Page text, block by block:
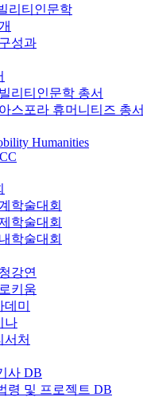
리티인문학
성과
리티인문학 총서
스포라 휴머니티즈 총서
Humanities
학술대회
학술대회
학술대회
강연
키움
미
나
서처
사 DB
령 및 프로젝트 DB